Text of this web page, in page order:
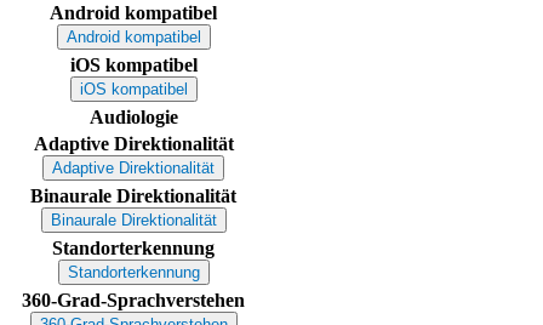
Android kompatibel
Android kompatibel
iOS kompatibel
iOS kompatibel
Audiologie
Adaptive Direktionalität
Adaptive Direktionalität
Binaurale Direktionalität
Binaurale Direktionalität
Standorterkennung
Standorterkennung
360-Grad-Sprachverstehen